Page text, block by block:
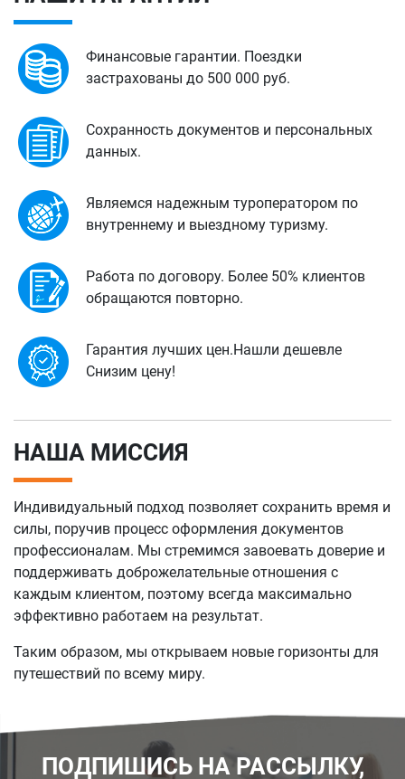
Финансовые гарантии. Поездки
застрахованы до 500 000 руб.
Сохранность документов и персональных
данных.
Являемся надежным туроператором по
внутреннему и выездному туризму.
Работа по договору. Более 50% клиентов
обращаются повторно.
Гарантия лучших цен.Нашли дешевле
Снизим цену!
НАША МИССИЯ
Индивидуальный подход позволяет сохранить время и
силы, поручив процесс оформления документов
профессионалам. Мы стремимся завоевать доверие и
поддерживать доброжелательные отношения с
каждым клиентом, поэтому всегда максимально
эффективно работаем на результат.
Таким образом, мы открываем новые горизонты для
путешествий по всему миру.
ПОДПИШИСЬ НА РАССЫЛКУ,